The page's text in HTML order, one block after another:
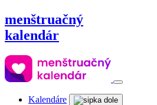
menštruačný
kalendár
Kalendáre